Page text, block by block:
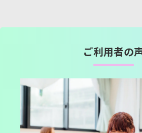
ご利用者の